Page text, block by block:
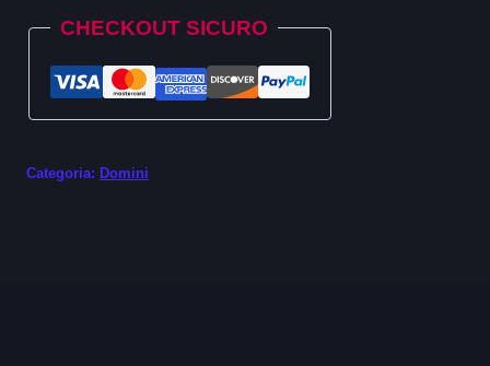
CHECKOUT SICURO
Categoria: Domini